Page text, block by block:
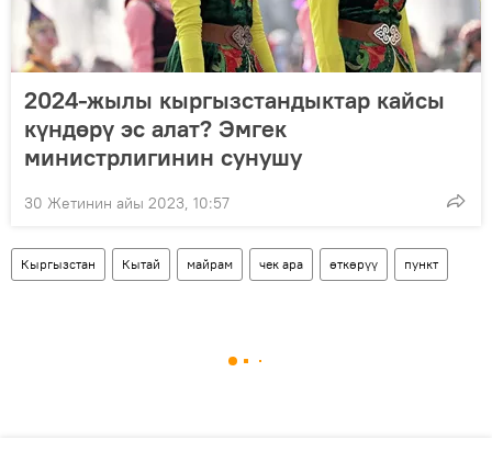
2024-жылы кыргызстандыктар кайсы
күндөрү эс алат? Эмгек
министрлигинин сунушу
30 Жетинин айы 2023, 10:57
Кыргызстан Кытай майрам чек ара өткөрүү пункт